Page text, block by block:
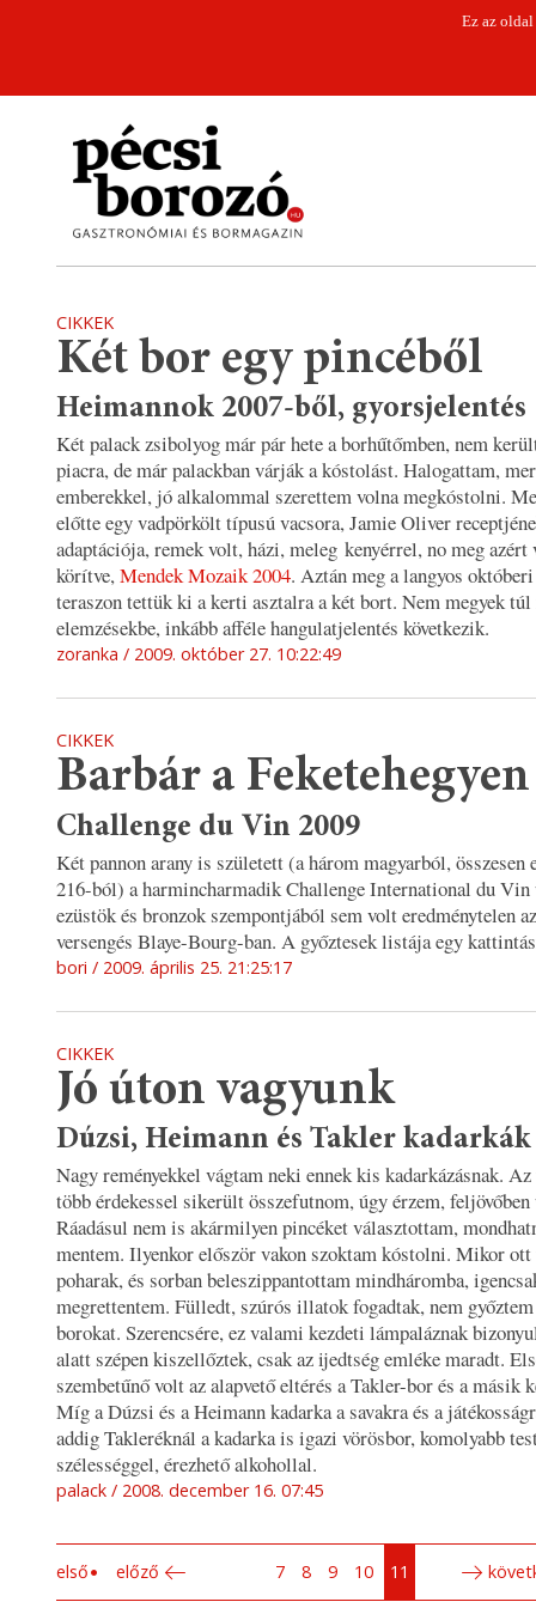
Ez az
CIKKEK
Két bor egy pincéből
Heimannok 2007-ből, gyorsjelentés
Két palack zsibolyog már pár hete a borhűtőmben, nem
piacra, de már palackban várják a kóstolást. Halogattam,
emberekkel, jó alkalommal szerettem volna megkóstolni.
előtte egy vadpörkölt típusú vacsora, Jamie Oliver
adaptációja, remek volt, házi, meleg kenyérrel, no meg azért
körítve,Mendek Mozaik 2004. Aztán meg a langyos októberi
teraszon tettük ki a kerti asztalra a két bort. Nem megyek
elemzésekbe, inkább afféle hangulatjelentés következik.
zoranka 2009. október 27. 10:22:49
CIKKEK
Barbár a Feketehegyen
Challenge du Vin 2009
Két pannon arany is született (a három magyarból, összesen
216-ból) a harmincharmadik Challenge International du Vin
ezüstök és bronzok szempontjából sem volt eredménytelen
versengés Blaye-Bourg-ban. A győztesek listája egy
bori 2009. április 25. 21:25:17
CIKKEK
Jó úton vagyunk
Dúzsi, Heimann és Takler kadarkák
Nagy reményekkel vágtam neki ennek kis kadarkázásnak.
több érdekessel sikerült összefutnom, úgy érzem, feljövőben
Ráadásul nem is akármilyen pincéket választottam,
mentem. Ilyenkor először vakon szoktam kóstolni. Mikor ott
poharak, és sorban beleszippantottam mindháromba,
megrettentem. Fülledt, szúrós illatok fogadtak, nem
borokat. Szerencsére, ez valami kezdeti lámpaláznak
alatt szépen kiszellőztek, csak az ijedtség emléke maradt.
szembetűnő volt az alapvető eltérés a Takler-bor és a másik
Míg a Dúzsi és a Heimann kadarka a savakra és a
addig Takleréknál a kadarka is igazi vörösbor, komolyabb
szélességgel, érezhető alkohollal.
palack 2008. december 16. 07:45
első előző 7 8 9 10 11